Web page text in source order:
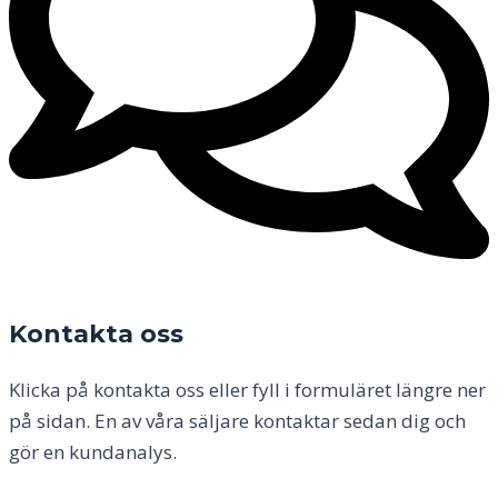
Kontakta oss
Klicka på kontakta oss eller fyll i formuläret längre ner
på sidan. En av våra säljare kontaktar sedan dig och
gör en kundanalys.